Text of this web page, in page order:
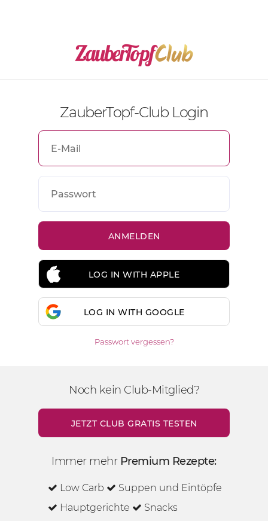
ZauberTopf-Club Login
LOG IN WITH APPLE
LOG IN WITH GOOGLE
Passwort vergessen?
Noch kein Club-Mitglied?
JETZT CLUB GRATIS TESTEN
Immer mehr Premium Rezepte:
Low Carb
Suppen und Eintöpfe
Hauptgerichte
Snacks